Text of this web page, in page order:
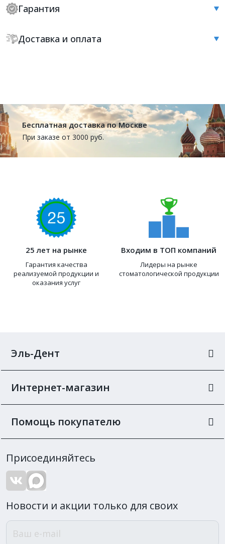
Гарантия
Доставка и оплата
Бесплатная доставка по Москве
При заказе от 3000 руб.
25 лет на рынке
Гарантия качества
реализуемой продукции и
оказания услуг
Входим в ТОП компаний
Лидеры на рынке
стоматологической продукции
Эль-Дент
Интернет-магазин
Помощь покупателю
Присоединяйтесь
Новости и акции только для своих